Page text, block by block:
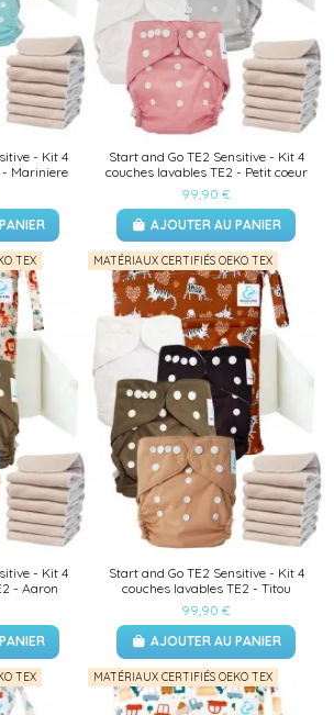
- Kit 4
- Mariniere
Start and Go TE2 Sensitive - Kit 4
couches lavables TE2 - Petit coeur
99,90 €
AJOUTER AU PANIER
TEX
- Kit 4
- Aaron
MATÉRIAUX CERTIFIÉS OEKO TEX
Start and Go TE2 Sensitive - Kit 4
couches lavables TE2 - Titou
99,90 €
AJOUTER AU PANIER
TEX MATÉRIAUX CERTIFIÉS OEKO TEX